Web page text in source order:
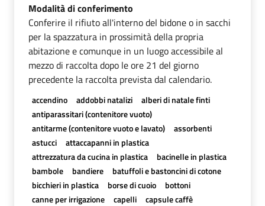
Modalità di conferimento
Conferire il rifiuto all'interno del bidone o in sacchi
per la spazzatura in prossimità della propria
abitazione e comunque in un luogo accessibile al
mezzo di raccolta dopo le ore 21 del giorno
precedente la raccolta prevista dal calendario.
accendino addobbi natalizi
alberi di natale finti
antiparassitari (contenitore vuoto)
antitarme (contenitore vuoto e lavato)
assorbenti
astucci
attaccapanni in plastica
attrezzatura da cucina in plastica
bacinelle in plastica
bambole
bandiere
batuffoli e bastoncini di cotone
bicchieri in plastica
borse di cuoio
bottoni
canne per irrigazione
capelli
capsule caffè